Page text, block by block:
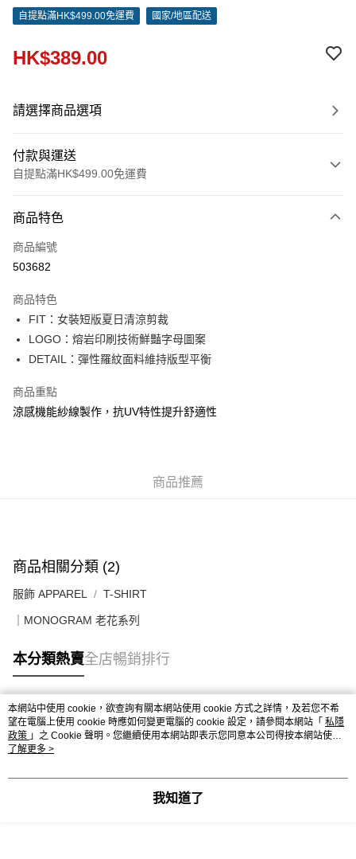
自提點滿HK$499.00免運費 國家/地區配送
HK$389.00
請選擇商品選項
付款與運送
自提點滿HK$499.00免運費
信用卡
Apple Pay
AlipayHK
WeChat Pay
送貨方式
付款後順豐站及營業點
每筆HK$50.00，滿HK$499.00或以上免運費
配送至澳門
商品特色
商品編號
503682
商品特色
FIT：女裝短版夏日清涼剪裁
LOGO：熔岩印刷技術鮮豔字母圖案
DETAIL：彈性羅紋面料維持版型平衡
商品重點
涼感機能紗線製作，抗UV特性提升舒適性
商品推薦
商品相關分類 (2)
服飾 APPAREL T-SHIRT
｜MONOGRAM 老花系列
本分類熱賣全店暢銷排行
熱門標籤
熱銷排行
本網站中使用 cookie，欲查詢有關本網站使用 cookie 方式之詳情，及若您不希
望在電腦上使用 cookie 時應如何變更電腦的 cookie 設定，請參閱本網站「 私隱
政策 」之 Cookie 聲明。您繼續使用本網站即表示您同意本公司得按本網站使用
條款之 Cookie 聲明使用 cookie。
了解更多 >
我知道了